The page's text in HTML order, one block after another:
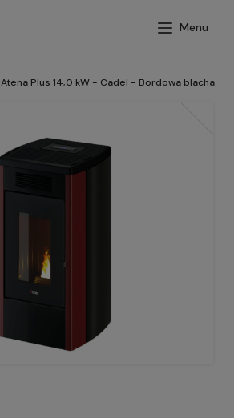
Atena Plus 14,0 kW - Cadel - Bordowa blacha